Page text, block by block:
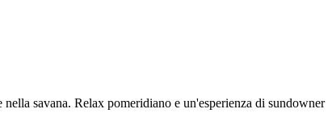
savana. Relax pomeridiano e un'esperienza di sundowner